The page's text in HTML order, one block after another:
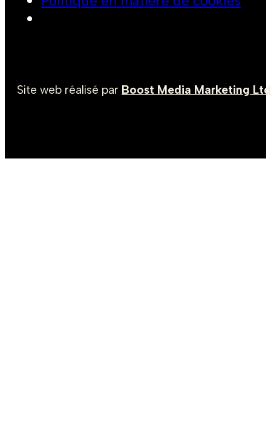
Site web réalisé par Boost Media Marketing Ltd